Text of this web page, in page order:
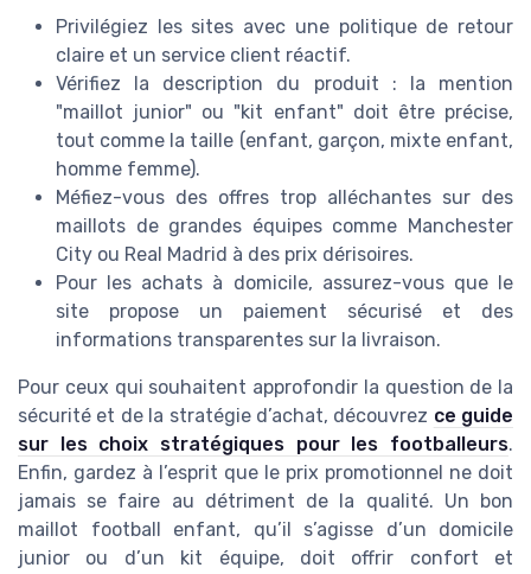
Privilégiez les sites avec une politique de retour
claire et un service client réactif.
Vérifiez la description du produit : la mention
"maillot junior" ou "kit enfant" doit être précise,
tout comme la taille (enfant, garçon, mixte enfant,
homme femme).
Méfiez-vous des offres trop alléchantes sur des
maillots de grandes équipes comme Manchester
City ou Real Madrid à des prix dérisoires.
Pour les achats à domicile, assurez-vous que le
site propose un paiement sécurisé et des
informations transparentes sur la livraison.
Pour ceux qui souhaitent approfondir la question de la
sécurité et de la stratégie d’achat, découvrez ce guide
sur les choix stratégiques pour les footballeurs.
Enfin, gardez à l’esprit que le prix promotionnel ne doit
jamais se faire au détriment de la qualité. Un bon
maillot football enfant, qu’il s’agisse d’un domicile
junior ou d’un kit équipe, doit offrir confort et